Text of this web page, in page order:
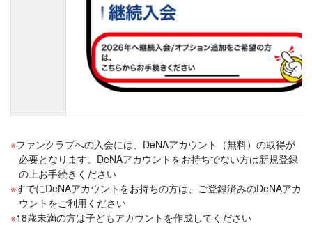
ファンクラブへの入会には、DeNAアカウント（無料）の取得が
必要となります。DeNAアカウントをお持ちでない方は新規登録
の上お手続きください
すでにDeNAアカウントをお持ちの方は、ご登録済みのDeNAアカ
ウントをご利用ください
18歳未満の方は子どもアカウントを作成してください